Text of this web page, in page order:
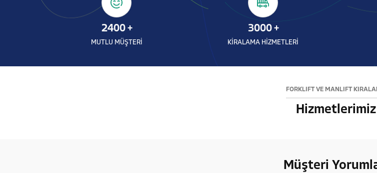
2400+
MUTLU MÜŞTERİ
3000+
KİRALAMA HİZMETLERİ
FORKLİFT VE MANLİFT
Hizmetlerimiz
Müşteri